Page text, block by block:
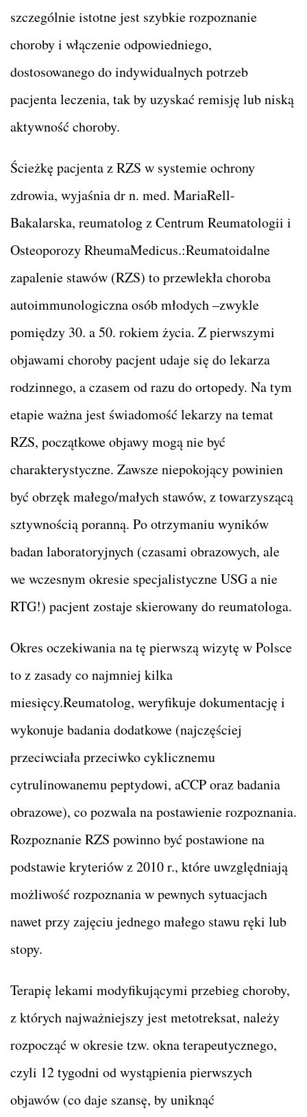
szczególnie istotne jest szybkie rozpoznanie
choroby i włączenie odpowiedniego,
dostosowanego do indywidualnych potrzeb
pacjenta leczenia, tak by uzyskać remisję lub niską
aktywność choroby.
Ścieżkę pacjenta z RZS w systemie ochrony
zdrowia, wyjaśnia dr n. med. MariaRell-
Bakalarska, reumatolog z Centrum Reumatologii i
Osteoporozy RheumaMedicus.:Reumatoidalne
zapalenie stawów (RZS) to przewlekła choroba
autoimmunologiczna osób młodych –zwykle
pomiędzy 30. a 50. rokiem życia. Z pierwszymi
objawami choroby pacjent udaje się do lekarza
rodzinnego, a czasem od razu do ortopedy. Na tym
etapie ważna jest świadomość lekarzy na temat
RZS, początkowe objawy mogą nie być
charakterystyczne. Zawsze niepokojący powinien
być obrzęk małego/małych stawów, z towarzyszącą
sztywnością poranną. Po otrzymaniu wyników
badan laboratoryjnych (czasami obrazowych, ale
we wczesnym okresie specjalistyczne USG a nie
RTG!) pacjent zostaje skierowany do reumatologa.
Okres oczekiwania na tę pierwszą wizytę w Polsce
to z zasady co najmniej kilka
miesięcy.Reumatolog, weryfikuje dokumentację i
wykonuje badania dodatkowe (najczęściej
przeciwciała przeciwko cyklicznemu
cytrulinowanemu peptydowi, aCCP oraz badania
obrazowe), co pozwala na postawienie rozpoznania.
Rozpoznanie RZS powinno być postawione na
podstawie kryteriów z 2010 r., które uwzględniają
możliwość rozpoznania w pewnych sytuacjach
nawet przy zajęciu jednego małego stawu ręki lub
stopy.
Terapię lekami modyfikującymi przebieg choroby,
z których najważniejszy jest metotreksat, należy
rozpocząć w okresie tzw. okna terapeutycznego,
czyli 12 tygodni od wystąpienia pierwszych
objawów (co daje szansę, by uniknąć